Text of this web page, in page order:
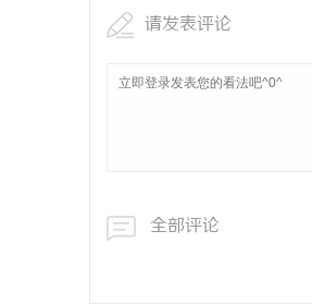
请发表评论
全部评论